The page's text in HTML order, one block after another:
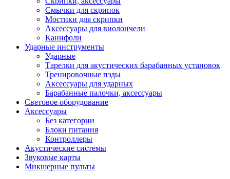
Смычки для скрипок
Мостики для скрипки
Аксессуары для виолончели
Канифоли
Ударные инструменты
Ударные
Тарелки для акустических барабанных установок
Тренировочные пэды
Аксессуары для ударных
Барабанные палочки, аксессуары
Световое оборудование
Аксессуары
Без категории
Блоки питания
Контроллеры
Акустические системы
Звуковые карты
Микшерные пульты